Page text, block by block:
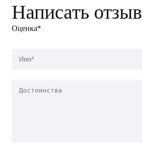
Написать отзыв
Оценка*